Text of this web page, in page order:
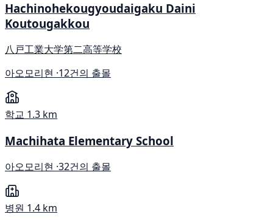
Hachinohekougyoudaigaku Daini
Koutougakkou
八戸工業大学第二高等学校
아오모리현 ·12건의 출몰
학교 1.3 km
Machihata Elementary School
아오모리현 ·32건의 출몰
병원 1.4 km